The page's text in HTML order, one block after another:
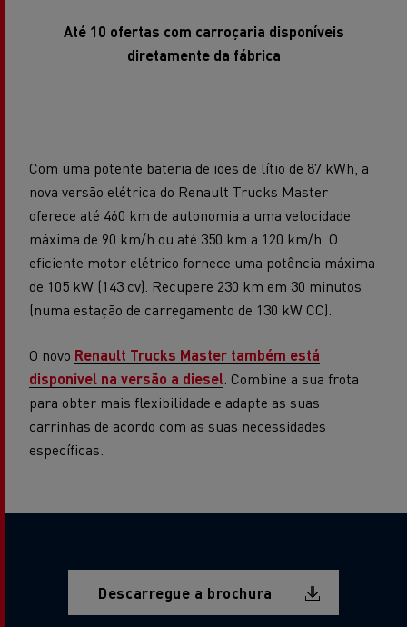
Até 10 ofertas com carroçaria disponíveis
diretamente da fábrica
Com uma potente bateria de iões de lítio de 87 kWh, a
nova versão elétrica do Renault Trucks Master
oferece até 460 km de autonomia a uma velocidade
máxima de 90 km/h ou até 350 km a 120 km/h. O
eficiente motor elétrico fornece uma potência máxima
de 105 kW (143 cv). Recupere 230 km em 30 minutos
(numa estação de carregamento de 130 kW CC).
O novo Renault Trucks Master também está
disponível na versão a diesel. Combine a sua frota
para obter mais flexibilidade e adapte as suas
carrinhas de acordo com as suas necessidades
específicas.
Descarregue a brochura Document